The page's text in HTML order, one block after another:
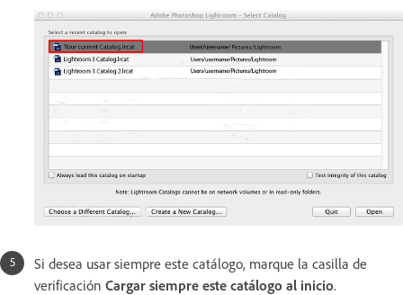
Si desea usar siempre este catálogo, marque la casilla de
verificación Cargar siempre este catálogo al inicio.